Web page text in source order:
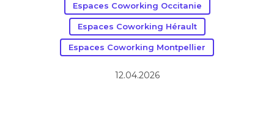
Espaces Coworking Occitanie
Espaces Coworking Hérault
Espaces Coworking Montpellier
12.04.2026